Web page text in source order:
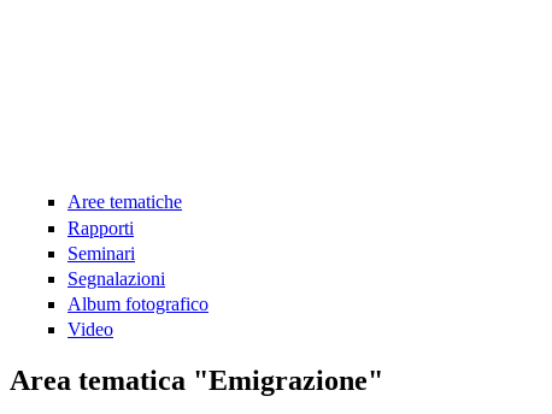
Aree tematiche
Rapporti
Seminari
Segnalazioni
Album fotografico
Video
Area tematica "Emigrazione"